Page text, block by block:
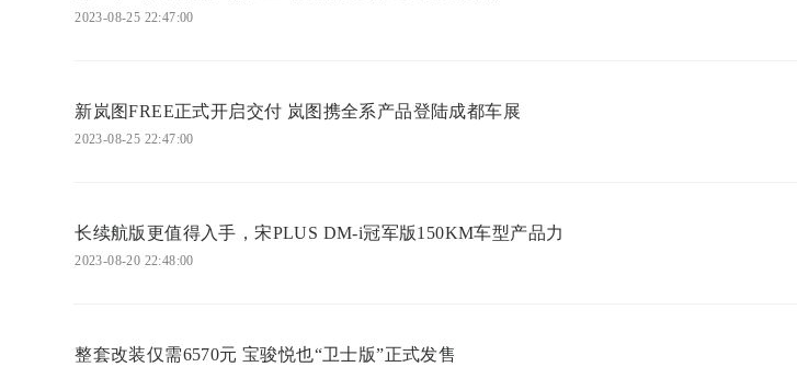
2023-08-25 22:47:00
新岚图FREE正式开启交付 岚图携全系产品登陆成都车展
2023-08-25 22:47:00
长续航版更值得入手，宋PLUS DM-i冠军版150KM车型产品力
2023-08-20 22:48:00
整套改装仅需6570元 宝骏悦也“卫士版”正式发售